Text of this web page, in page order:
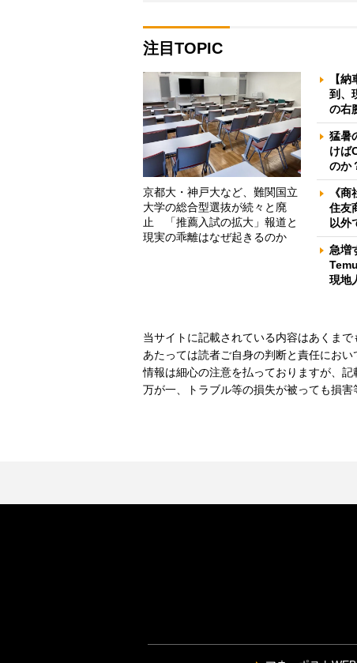
注目TOPIC
京都大・神戸大など、難関国立
大学の総合型選抜が続々と廃
止 「推薦入試の拡大」報道と
現実の乖離はなぜ起きるのか
【
到、
の右
猛暑
けば
のか
《
住友
以外
急増
現地
当サイトに記載されている内容はあくま
あたっては読者ご自身の判断と責任にお
情報は細心の注意を払っておりますが、
万が一、トラブル等の損失が被っても損